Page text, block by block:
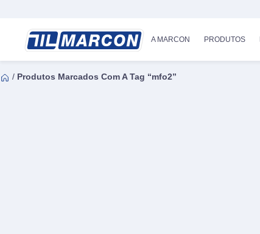
A MARCON PRODUTOS
/ Produtos Marcados Com A Tag “mfo2”